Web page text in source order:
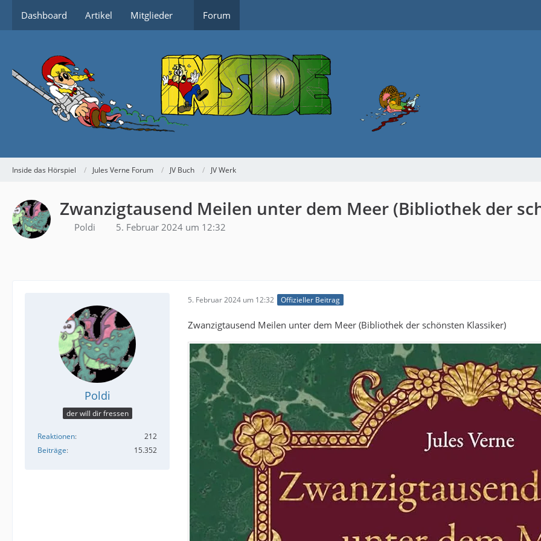
Dashboard Artikel Mitglieder Forum
Inside das Hörspiel Jules Verne Forum JV Buch JV Werk
Zwanzigtausend Meilen unter dem Meer (Bibliothek der
Poldi 5. Februar 2024 um 12:32
Poldi
der will dir fressen
Reaktionen
212
Beiträge
15.352
5. Februar 2024 um 12:32 Offizieller Beitrag
Zwanzigtausend Meilen unter dem Meer (Bibliothek der schönsten Klassiker)